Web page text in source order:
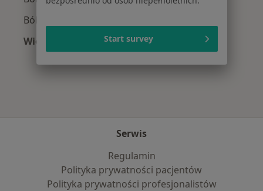
Ból pleców w
Więcej (15)
Więcej w kategorii: Najczęście leczone
Serwis
Regulamin
Polityka prywatności pacjentów
Polityka prywatności profesjonalistów
Start survey